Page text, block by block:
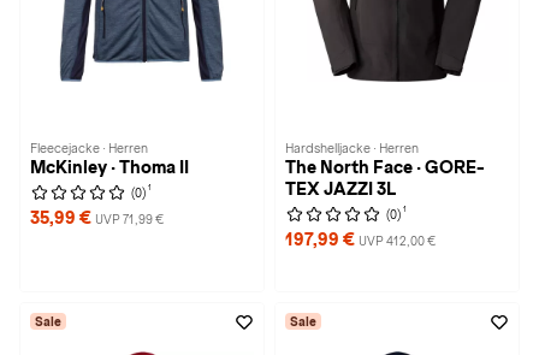
Fleecejacke · Herren
McKinley · Thoma II
(0) 1
35,99 € UVP 71,99 €
Hardshelljacke · Herren
The North Face · GORE-
TEX JAZZI 3L
(0) 1
197,99 € UVP 412,00 €
Sale Sale